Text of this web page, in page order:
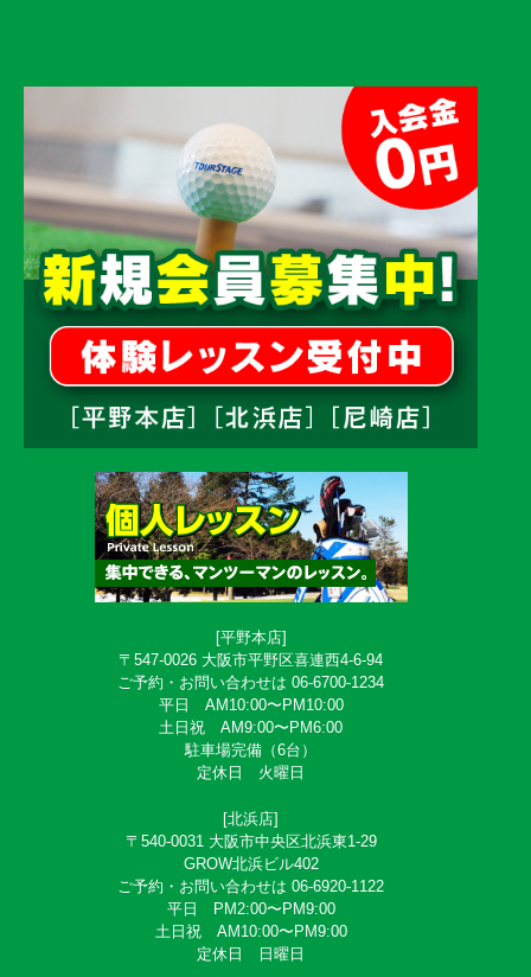
[平野本店]
〒547-0026 大阪市平野区喜連西4-6-94
ご予約・お問い合わせは 06-6700-1234
平日 AM10:00〜PM10:00
土日祝 AM9:00〜PM6:00
駐車場完備（6台）
定休日 火曜日
[北浜店]
〒540-0031 大阪市中央区北浜東1-29
GROW北浜ビル402
ご予約・お問い合わせは 06-6920-1122
平日 PM2:00〜PM9:00
土日祝 AM10:00〜PM9:00
定休日 日曜日